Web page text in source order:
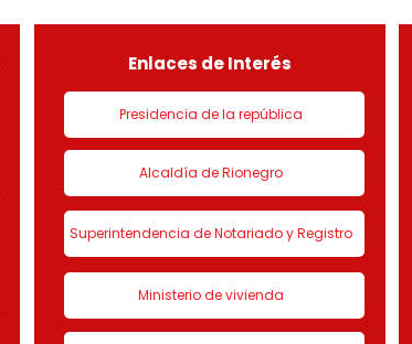
de urbanización 1 denominado
Enlaces de Interés
Presidencia de la república
Alcaldía de Rionegro
Superintendencia de Notariado y Registro
Ministerio de vivienda